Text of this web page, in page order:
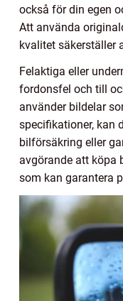
också för din egen
Att använda
kvalitet säkerställer
Felaktiga eller
fordonsfel och till
använder bildelar
specifikationer, kan
bilförsäkring eller
avgörande att köpa
som kan garantera